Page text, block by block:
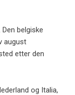
belgiske
august
etter den
og Italia,